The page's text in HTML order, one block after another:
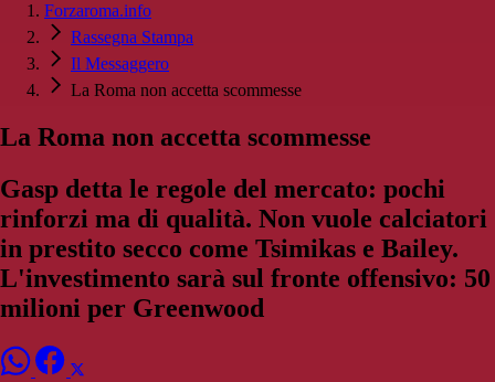
Forzaroma.info
Rassegna Stampa
Il Messaggero
La Roma non accetta scommesse
La Roma non accetta scommesse
Gasp detta le regole del mercato: pochi
rinforzi ma di qualità. Non vuole calciatori
in prestito secco come Tsimikas e Bailey.
L'investimento sarà sul fronte offensivo: 50
milioni per Greenwood